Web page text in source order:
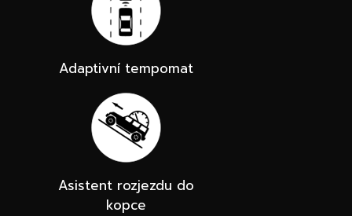
Adaptivní tempomat
Asistent rozjezdu do
kopce